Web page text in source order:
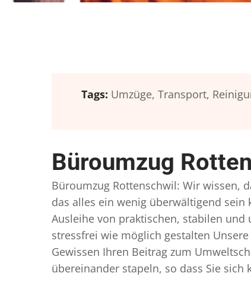
Tags: Umzüge, Transport,
Büroumzug
Büroumzug Rottenschwil: Wir wissen,
das alles ein wenig überwältigend
Ausleihe von praktischen, stabilen
stressfrei wie möglich gestalten
Gewissen Ihren Beitrag zum
übereinander stapeln, so dass Sie